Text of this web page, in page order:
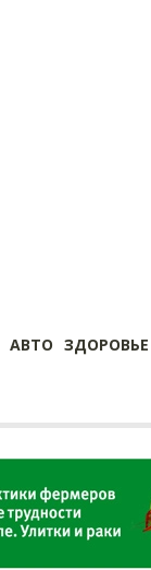
АВТО ЗДОРОВЬЕ